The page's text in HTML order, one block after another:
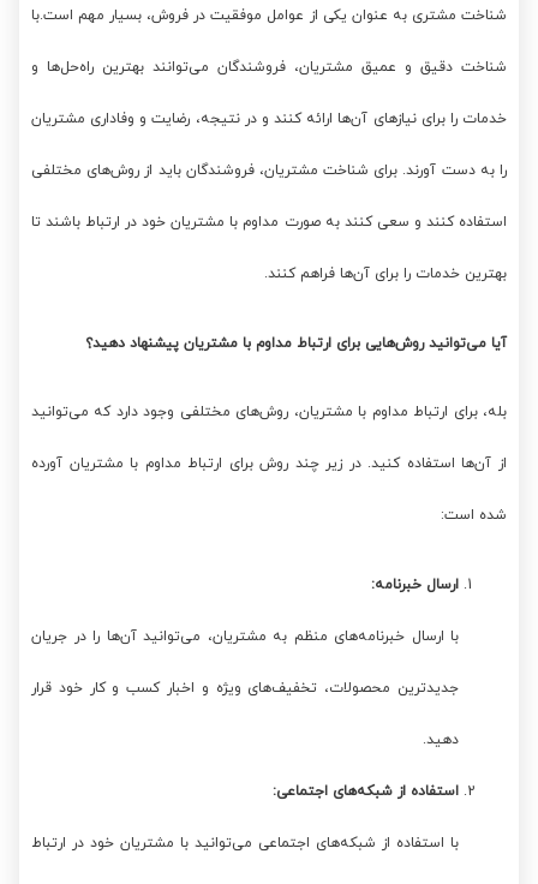
شناخت مشتری به عنوان یکی از عوامل موفقیت در فروش، بسیار مهم است.با
شناخت دقیق و عمیق مشتریان، فروشندگان می‌توانند بهترین راه‌حل‌ها و
خدمات را برای نیازهای آن‌ها ارائه کنند و در نتیجه، رضایت و وفاداری مشتریان
را به دست آورند. برای شناخت مشتریان، فروشندگان باید از روش‌های مختلفی
استفاده کنند و سعی کنند به صورت مداوم با مشتریان خود در ارتباط باشند تا
بهترین خدمات را برای آن‌ها فراهم کنند.
آیا می‌توانید روش‌هایی برای ارتباط مداوم با مشتریان پیشنهاد دهید؟
بله، برای ارتباط مداوم با مشتریان، روش‌های مختلفی وجود دارد که می‌توانید
از آن‌ها استفاده کنید. در زیر چند روش برای ارتباط مداوم با مشتریان آورده
شده است:
ارسال خبرنامه:
با ارسال خبرنامه‌های منظم به مشتریان، می‌توانید آن‌ها را در جریان
جدیدترین محصولات، تخفیف‌های ویژه و اخبار کسب و کار خود قرار
دهید.
استفاده از شبکه‌های اجتماعی:
با استفاده از شبکه‌های اجتماعی می‌توانید با مشتریان خود در ارتباط